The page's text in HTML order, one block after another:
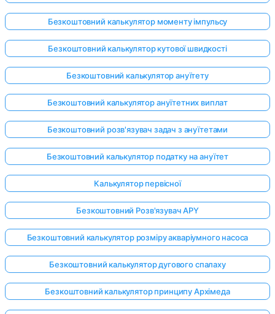
Увійдіть
тут!
Безкоштовний калькулятор моменту імпульсу
Безкоштовний калькулятор кутової швидкості
Безкоштовний калькулятор ануїтету
Безкоштовний калькулятор ануїтетних виплат
Безкоштовний розв'язувач задач з ануїтетами
Безкоштовний калькулятор податку на ануїтет
Калькулятор первісної
Безкоштовний Розв'язувач APY
Безкоштовний калькулятор розміру акваріумного насоса
Безкоштовний калькулятор дугового спалаху
Безкоштовний калькулятор принципу Архімеда